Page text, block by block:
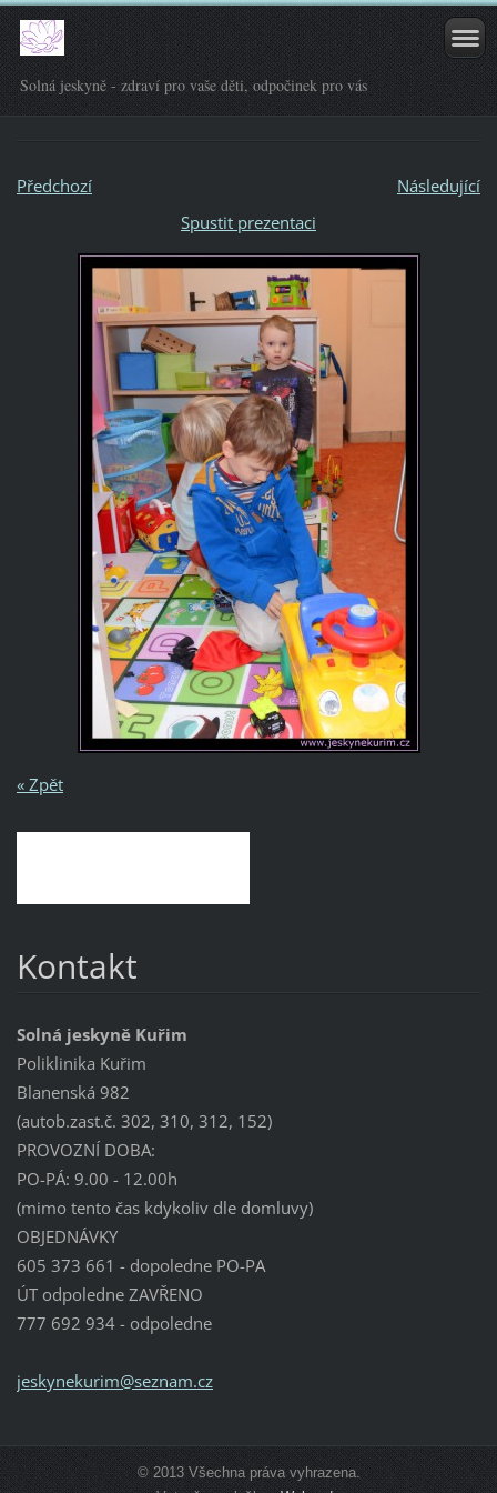
Solná jeskyně - zdraví pro vaše děti, odpočinek pro vás
Předchozí
Následující
Spustit prezentaci
« Zpět
Kontakt
Solná jeskyně Kuřim
Poliklinika Kuřim
Blanenská 982
(autob.zast.č. 302, 310, 312, 152)
PROVOZNÍ DOBA:
PO-PÁ: 9.00 - 12.00h
(mimo tento čas kdykoliv dle domluvy)
OBJEDNÁVKY
605 373 661 - dopoledne PO-PA
ÚT odpoledne ZAVŘENO
777 692 934 - odpoledne
jeskynekurim@seznam.cz
© 2013 Všechna práva vyhrazena.